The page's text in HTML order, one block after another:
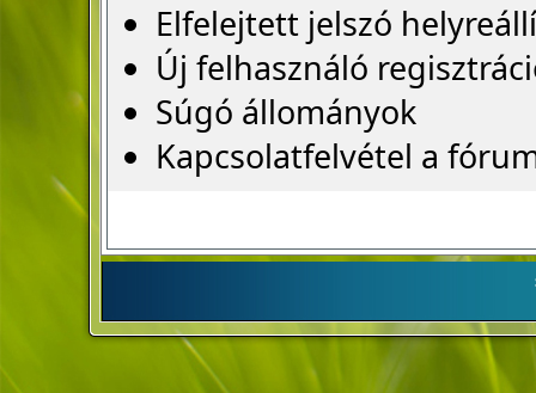
Elfelejtett jelszó
Új felhasználó
Súgó állományok
Kapcsolatfelvétel a